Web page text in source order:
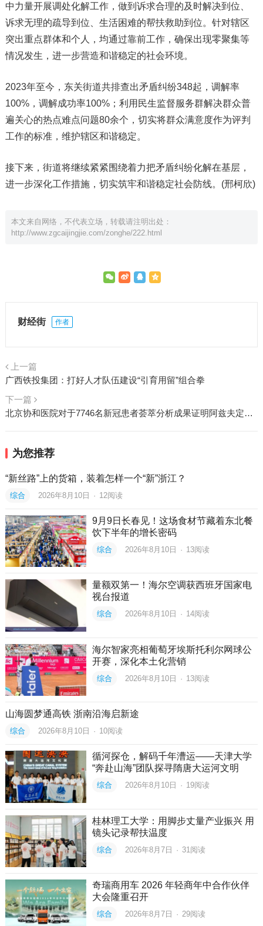
中力量开展调处化解工作，做到诉求合理的及时解决到位、
诉求无理的疏导到位、生活困难的帮扶救助到位。针对辖区
突出重点群体和个人，均通过靠前工作，确保出现零聚集等
情况发生，进一步营造和谐稳定的社会环境。
2023年至今，东关街道共排查出矛盾纠纷348起，调解率
100%，调解成功率100%；利用民生监督服务群解决群众普
遍关心的热点难点问题80余个，切实将群众满意度作为评判
工作的标准，维护辖区和谐稳定。
接下来，街道将继续紧紧围绕着力把矛盾纠纷化解在基层，
进一步深化工作措施，切实筑牢和谐稳定社会防线。(邢柯欣)
本文来自网络，不代表立场，转载请注明出处：
http://www.zgcaijingjie.com/zonghe/222.html
财经街 作者
上一篇
广西铁投集团：打好人才队伍建设“引育用留”组合拳
下一篇
北京协和医院对于7746名新冠患者荟萃分析成果证明阿兹夫定可显著降低新冠患者死亡风险，且安全性良好
为您推荐
“新丝路”上的货箱，装着怎样一个“新”浙江？
综合 2026年8月10日 · 12阅读
9月9日长春见！这场食材节藏着东北餐
饮下半年的增长密码
综合 2026年8月10日 · 13阅读
量额双第一！海尔空调获西班牙国家电
视台报道
综合 2026年8月10日 · 14阅读
海尔智家亮相葡萄牙埃斯托利尔网球公
开赛，深化本土化营销
综合 2026年8月10日 · 13阅读
山海圆梦通高铁 浙南沿海启新途
综合 2026年8月10日 · 10阅读
循河探仓，解码千年漕运——天津大学
“奔赴山海”团队探寻隋唐大运河文明
综合 2026年8月10日 · 19阅读
桂林理工大学：用脚步丈量产业振兴 用
镜头记录帮扶温度
综合 2026年8月7日 · 31 阅读
奇瑞商用车 2026 年轻商年中合作伙伴
大会隆重召开
综合 2026年8月7日 · 29阅读